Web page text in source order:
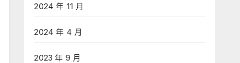
2024 年 11 月
2024 年 4 月
2023 年 9 月